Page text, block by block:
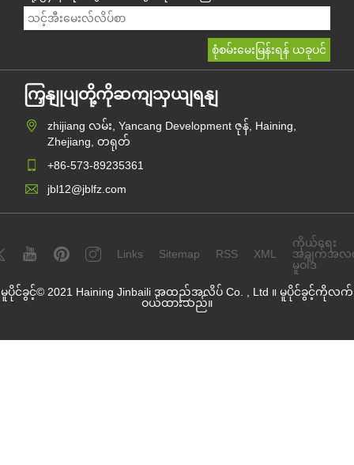
ကြှနျုပျတို့ကိုဆကျသှယျရနျ
zhijiang လမ်း, Yancang Development ဇုန်, Haining,
Zhejiang, တရုတ်
+86-573-89235361
jbl12@jblfz.com
Links Sitemap RSS XML
ကိုယ်ရေး
အချက်အ
မူဝါဒ
မူပိုင်ခွင့်© 2021 Haining Jinbaili အထည်အလိပ် Co. , Ltd ။ မူပိုင်ခွင့်ကိုလက်
ဝယ်ထားသည်။